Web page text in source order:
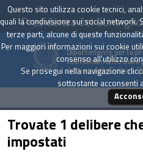
Presidenza del
Dipartimento per la
coordinamento della
Archivio delle Delibere
Trovate 1 delibere
impostati
Questo sito utilizza cookie tecnici,
quali la condivisione sui social network.
terze parti, alcune di queste
Per maggiori informazioni sui cookie
consenso all'utilizzo
Se prosegui nella navigazione
sottostante acconsenti